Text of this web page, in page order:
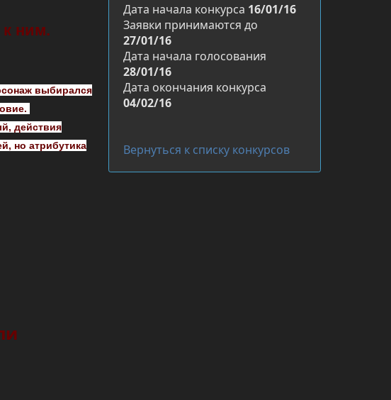
к ним.
выбирался
действия
но атрибутика
Дата начала конкурса 16/01/16
Заявки принимаются до
27/01/16
Дата начала голосования
28/01/16
Дата окончания конкурса
04/02/16
Вернуться к списку конкурсов